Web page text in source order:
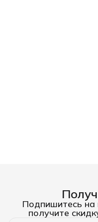
Подпишитесь на
получите